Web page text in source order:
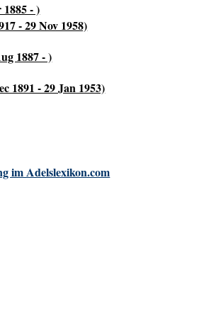
- )
- 29 Nov 1958)
1887 - )
1891 - 29 Jan 1953)
im Adelslexikon.com